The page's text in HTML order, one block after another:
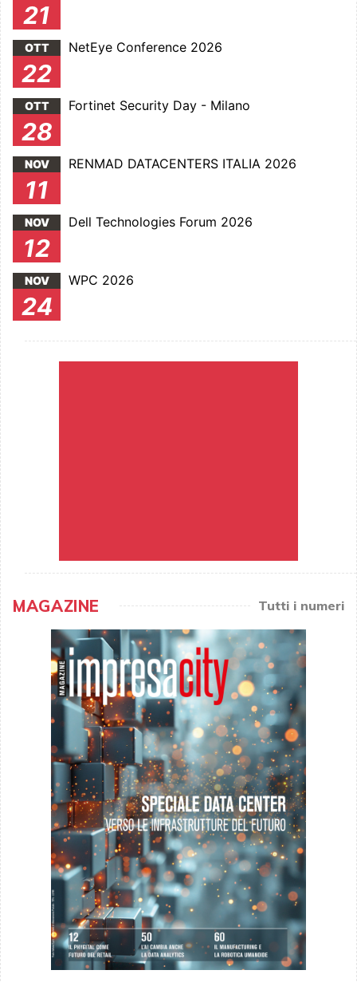
21
OTT
22
NetEye Conference 2026
OTT
28
Fortinet Security Day - Milano
NOV
11
RENMAD DATACENTERS ITALIA 2026
NOV
12
Dell Technologies Forum 2026
NOV
24
WPC 2026
MAGAZINE Tutti i numeri